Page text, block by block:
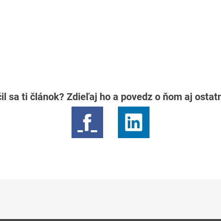
sa ti článok? Zdieľaj ho a povedz o ňom aj